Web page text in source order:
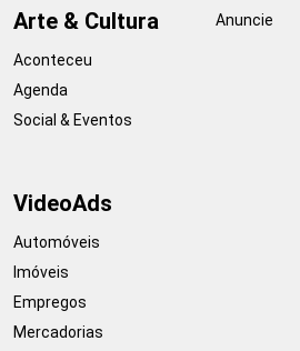
Arte & Cultura
Aconteceu
Agenda
Social & Eventos
Anuncie
VideoAds
Automóveis
Imóveis
Empregos
Mercadorias